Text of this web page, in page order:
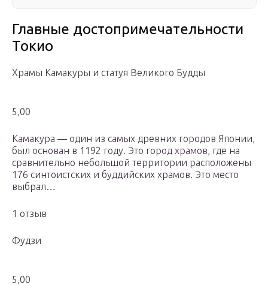
Главные достопримечательности
Токио
Храмы Камакуры и статуя Великого Будды
5,00
Камакура — один из самых древних городов Японии,
был основан в 1192 году. Это город храмов, где на
сравнительно небольшой территории расположены
176 синтоистских и буддийских храмов. Это место
вы­брал…
1 отзыв
Фудзи
5,00